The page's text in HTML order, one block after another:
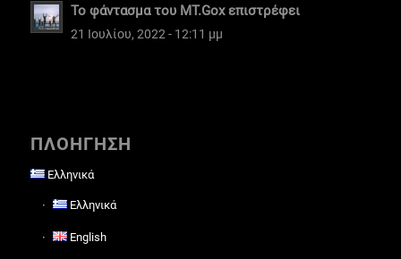
Το φάντασμα του MT.Gox επιστρέφει
21 Ιουλίου, 2022 - 12:11 μμ
ΠΛΟΗΓΗΣΗ
Ελληνικά
Ελληνικά
English